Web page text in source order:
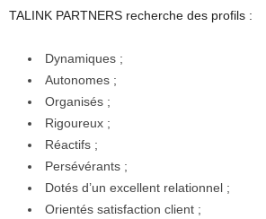
TALINK PARTNERS recherche des profils :
Dynamiques ;
Autonomes ;
Organisés ;
Rigoureux ;
Réactifs ;
Persévérants ;
Dotés d’un excellent relationnel ;
Orientés satisfaction client ;